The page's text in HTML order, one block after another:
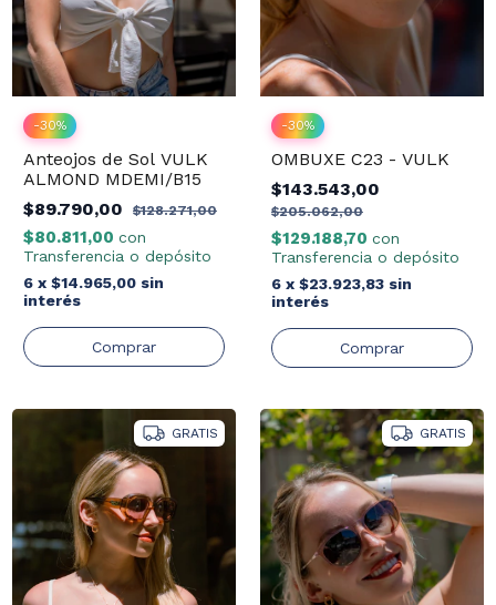
-30%
Anteojos de Sol VULK
ALMOND MDEMI/B15
$89.790,00
$128.271,00
$80.811,00 con
Transferencia o depósito
6 x $14.965,00 sin
interés
-30%
OMBUXE C23 - VULK
$143.543,00
$205.062,00
$129.188,70 con
Transferencia o depósito
6 x $23.923,83 sin
interés
GRATIS GRATIS